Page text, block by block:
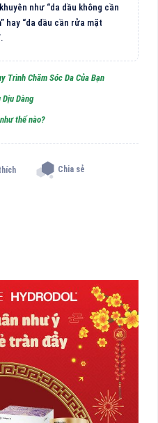
như “da dầu không cần
hay “da dầu cần rửa mặt
Trình Chăm Sóc Da Của Bạn
Dàng
thế nào?
Chia sẻ